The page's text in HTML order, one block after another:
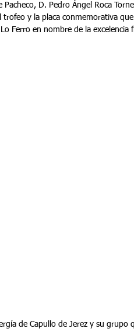
Pacheco, D. Pedro Ángel Roca
trofeo y la placa conmemorativa
Ferro en nombre de la excelencia
de Capullo de Jerez y su grupo